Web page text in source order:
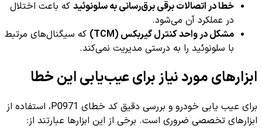
خطا در اتصالات برقی برق‌رسانی به سلونوئید که باعث اختلال
در عملکرد آن می‌شود.
مشکل در واحد کنترل گیربکس (TCM)
که سیگنال‌های مرتبط
با سلونوئید را به درستی مدیریت نمی‌کند.
ابزارهای مورد نیاز برای عیب‌یابی این خطا
برای عیب یابی خودرو و بررسی دقیق کد خطای P0971، استفاده از
ابزارهای تخصصی ضروری است. برخی از این ابزارها عبارتند از: